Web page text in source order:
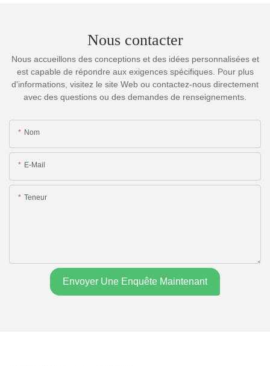
Nous contacter
Nous accueillons des conceptions et des idées personnalisées et
est capable de répondre aux exigences spécifiques. Pour plus
d'informations, visitez le site Web ou contactez-nous directement
avec des questions ou des demandes de renseignements.
Nom
E-Mail
Teneur
Envoyer Une Enquête Maintenant